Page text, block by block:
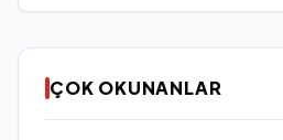
ÇOK OKUNANLAR